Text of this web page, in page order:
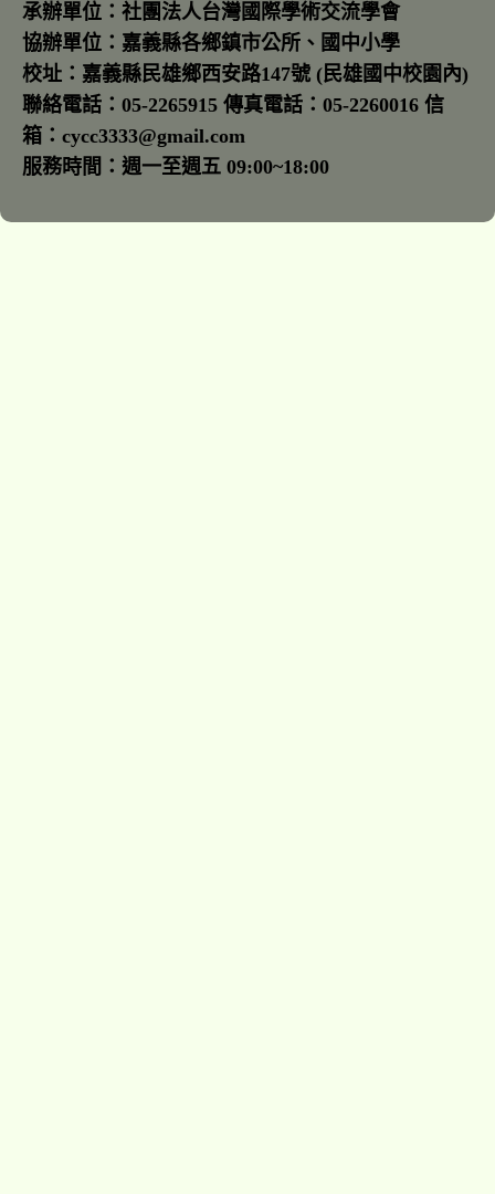
承辦單位：社團法人台灣國際學術交流學會
協辦單位：嘉義縣各鄉鎮市公所、國中小學
校址：嘉義縣民雄鄉西安路147號 (民雄國中校園內)
聯絡電話：05-2265915 傳真電話：05-2260016 信
箱：cycc3333@gmail.com
服務時間：週一至週五 09:00~18:00